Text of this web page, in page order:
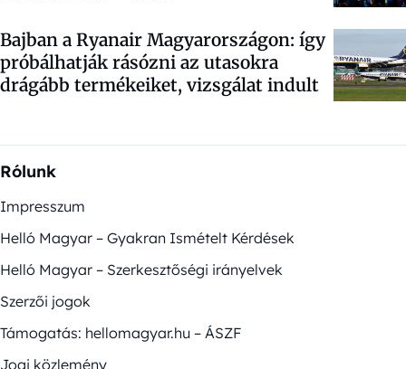
Bajban a Ryanair Magyarországon: így
próbálhatják rásózni az utasokra
drágább termékeiket, vizsgálat indult
Rólunk
Impresszum
Helló Magyar – Gyakran Ismételt Kérdések
Helló Magyar – Szerkesztőségi irányelvek
Szerzői jogok
Támogatás: hellomagyar.hu – ÁSZF
Jogi közlemény